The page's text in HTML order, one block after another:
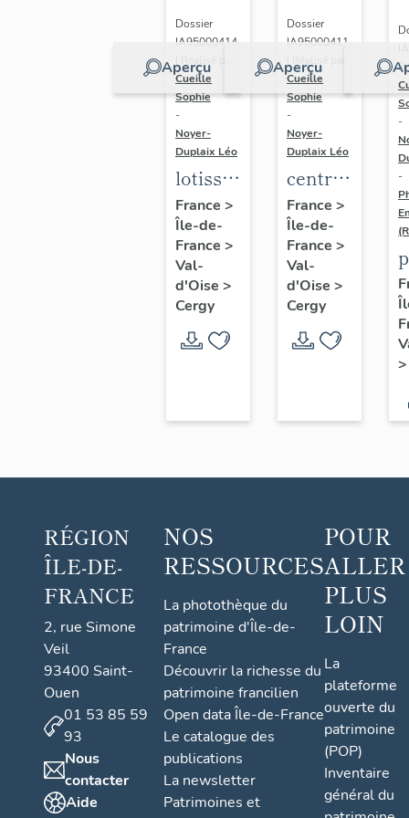
Aperçu
Dossier
IA95000414
Cueille
Sophie
-
Noyer-
Duplaix Léo
lotissement
et
immeubles
à
logements
de
l'opération
"Centre-
France >
Île-de-
France >
Val-
d'Oise >
Cergy
Aperçu
Dossier
IA95000411
Cueille
Sophie
-
Noyer-
Duplaix Léo
centre
commercial
des
Trois
Fontaines
France >
Île-de-
France >
Val-
d'Oise >
Cergy
-
-
RÉGION
ÎLE-DE-
FRANCE
2, rue Simone
Veil
93400 Saint-
Ouen
01 53 85 59
93
Nous
contacter
Aide
NOS
RESSOURCES
La photothèque du
patrimoine d'Île-de-
France
Découvrir la richesse du
patrimoine francilien
Open data Île-de-France
Le catalogue des
publications
La newsletter
Patrimoines et
POUR
ALLER
PLUS
LOIN
La
plateforme
ouverte du
patrimoine
(POP)
Inventaire
général du